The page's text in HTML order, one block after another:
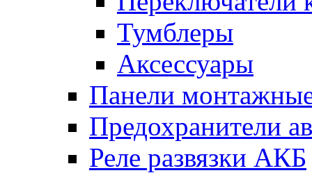
Тумблеры
Аксессуары
Панели
Предохранители
Реле развязки АКБ